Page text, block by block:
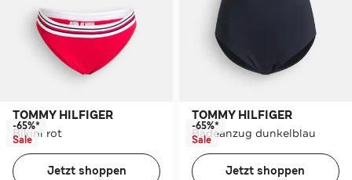
TOMMY HILFIGER
Bikini rot
-65%*
Sale
Jetzt shoppen
TOMMY HILFIGER
Badeanzug dunkelblau
-65%*
Sale
Jetzt shoppen